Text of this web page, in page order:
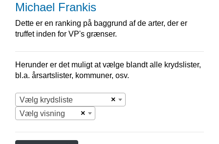
Michael Frankis
Dette er en ranking på baggrund af de arter, der er
truffet inden for VP's grænser.
Herunder er det muligt at vælge blandt alle krydslister,
bl.a. årsartslister, kommuner, osv.
×
Vælg krydsliste
×
Vælg visning